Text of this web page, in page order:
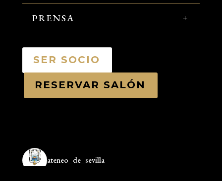
PRENSA
SER SOCIO
RESERVAR SALÓN
ateneo_de_sevilla